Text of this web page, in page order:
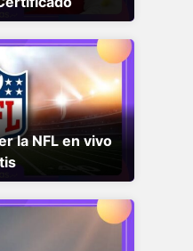
la NFL en vivo